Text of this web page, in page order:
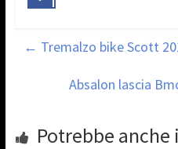
← Tremalzo bike Scott
Absalon lascia
Potrebbe